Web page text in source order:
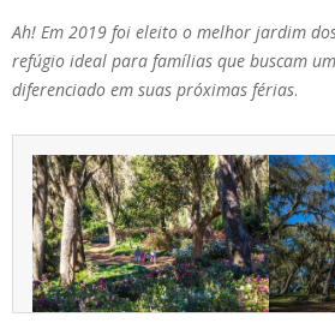
Ah! Em 2019 foi eleito o melhor jardim
refúgio ideal para famílias que buscam
diferenciado em suas próximas férias.